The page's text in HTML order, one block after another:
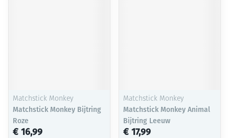
Matchstick Monkey
Matchstick Monkey Bijtring
Roze
€ 16,99
Matchstick Monkey
Matchstick Monkey Animal
Bijtring Leeuw
€ 17,99